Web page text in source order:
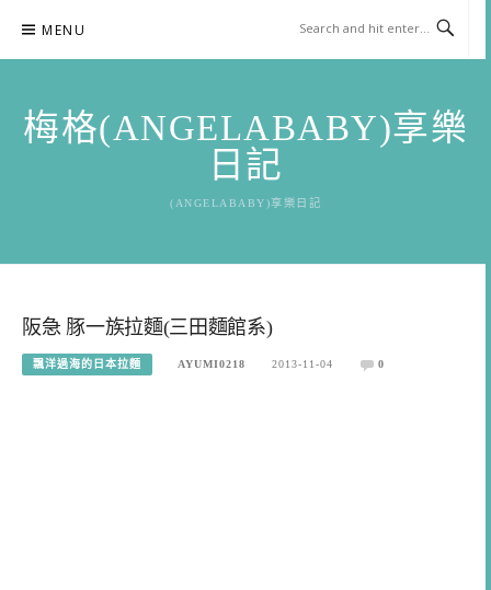
content
MENU
梅格(ANGELABABY)享樂
日記
(ANGELABABY)享樂日記
阪急 豚一族拉麵(三田麵館系)
飄洋過海的日本拉麵 AYUMI0218 2013-11-04 0